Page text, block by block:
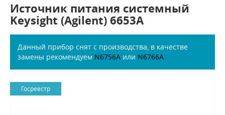
Источник питания системный
Keysight (Agilent) 6653A
Данный прибор снят с производства, в качестве
замены рекомендуем N6756A или N6766A
Госреестр